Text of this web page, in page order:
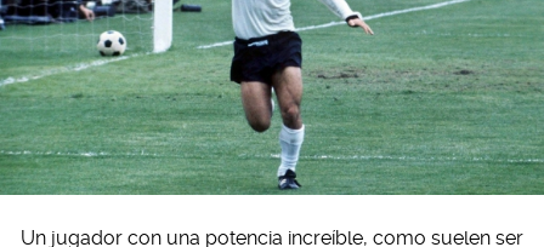
Un jugador con una potencia increíble, como suelen ser